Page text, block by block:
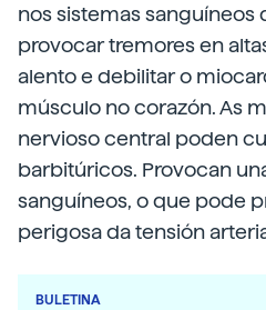
nos sistemas sanguíneos
provocar tremores en
alento e debilitar o
músculo no corazón. As
nervioso central poden
barbitúricos. Provocan
sanguíneos, o que pode
perigosa da tensión
BULETINA